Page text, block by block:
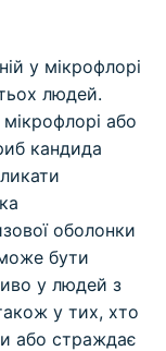
у мікрофлорі
людей.
або
кандида
оболонки
бути
у людей з
у тих, хто
або страждає